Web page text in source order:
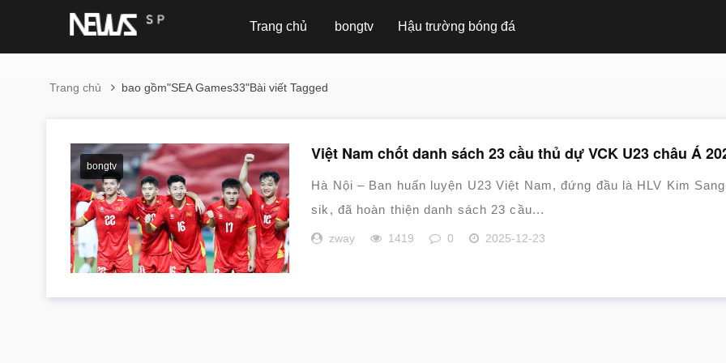
Trang chủ bongtv Hậu trường bóng đá
Trang chủ bao gồm"SEA Games33"Bài viết Tagged
bongtv
Việt Nam chốt danh sách 23 cầu thủ dự VCK U23 châu Á
Hà Nội – Ban huấn luyện U23 Việt Nam, đứng đầu là HLV Kim
sik, đã hoàn thiện danh sách 23 cầu...
zway 1419 0 2025-12-23